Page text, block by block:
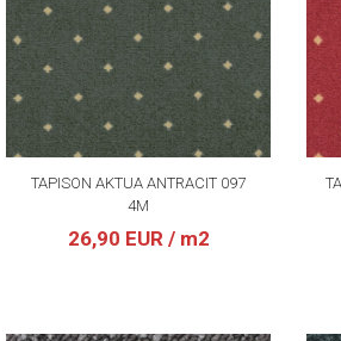
TAPISON AKTUA ANTRACIT 097
4M
26,90 EUR / m2